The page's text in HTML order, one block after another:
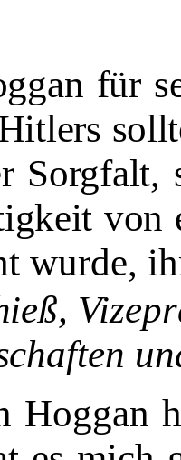
für
Sorgfalt,
von
wurde,
Hoggan